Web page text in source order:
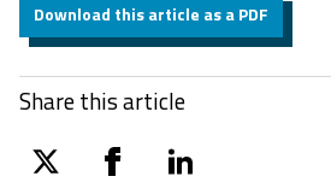
Download this article as a PDF
Share this article
twitter facebooklinkedin